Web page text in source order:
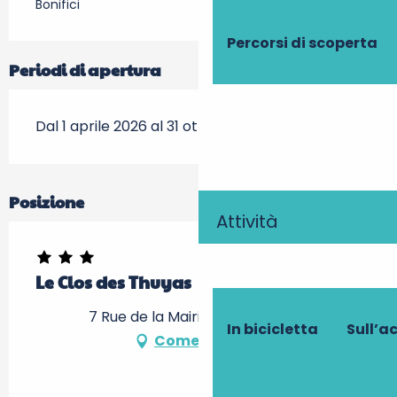
Percorsi di scoperta
Attività
In bicicletta
Bonifici
Periodi di apertura
Dal 1 aprile 2026 al 31 ottobre 2026
Posizione
Le Clos des Thuyas
7 Rue de la Mairie, 37350 Barrou
Come arrivare